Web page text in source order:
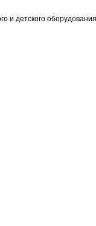
и детского